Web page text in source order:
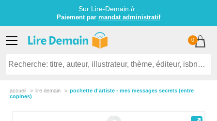
Sur Lire-Demain. fr:
Paiement par mandat administratif
0
accueil lire demain
pochette d'artiste - mes messages secrets (entre
copines)